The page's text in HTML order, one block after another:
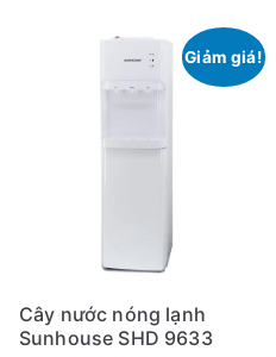
2,780,000₫.
Giảm giá!
Cây nước nóng lạnh
Sunhouse SHD 9633